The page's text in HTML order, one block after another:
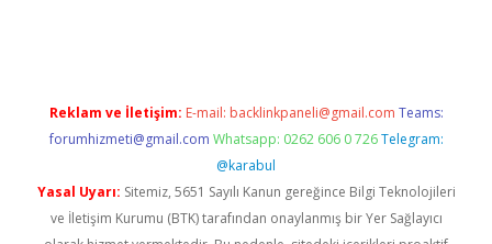
Reklam ve İletişim: E-mail: backlinkpaneli@gmail.com Teams:
forumhizmeti@gmail.com Whatsapp: 0262 606 0 726 Telegram:
@karabul
Yasal Uyarı: Sitemiz, 5651 Sayılı Kanun gereğince Bilgi Teknolojileri
ve İletişim Kurumu (BTK) tarafından onaylanmış bir Yer Sağlayıcı